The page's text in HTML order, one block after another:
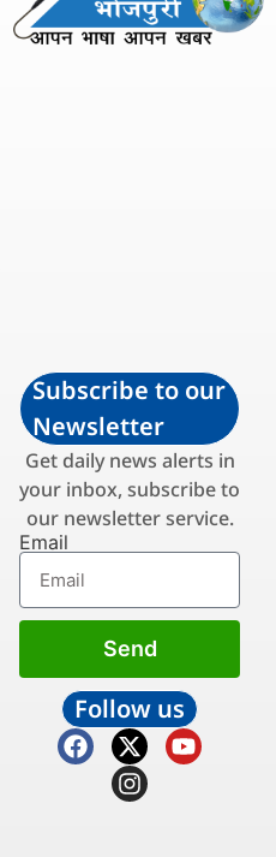
Subscribe to our
Newsletter
Get daily news alerts in
your inbox, subscribe to
our newsletter service.
Email
Send
Follow us